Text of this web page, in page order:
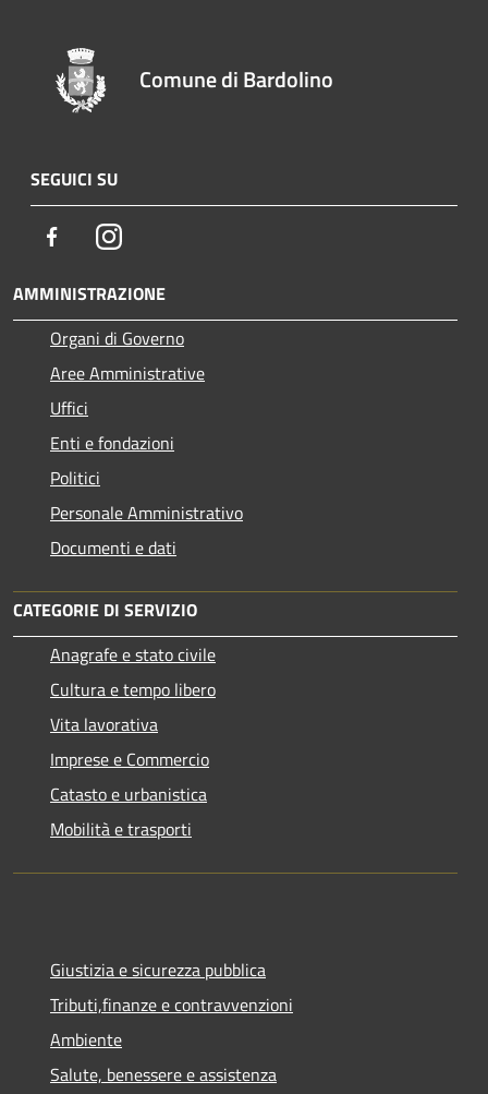
Comune di Bardolino
SEGUICI SU
FacebookInstagram
AMMINISTRAZIONE
Organi di Governo
Aree Amministrative
Uffici
Enti e fondazioni
Politici
Personale Amministrativo
Documenti e dati
CATEGORIE DI SERVIZIO
Anagrafe e stato civile
Cultura e tempo libero
Vita lavorativa
Imprese e Commercio
Catasto e urbanistica
Mobilità e trasporti
Giustizia e sicurezza pubblica
Tributi,finanze e contravvenzioni
Ambiente
Salute, benessere e assistenza